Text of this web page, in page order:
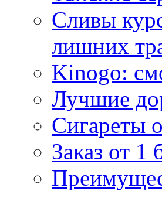
Сливы
лишних
Kinogo:
Лучшие
Сигареты
Заказ от 1